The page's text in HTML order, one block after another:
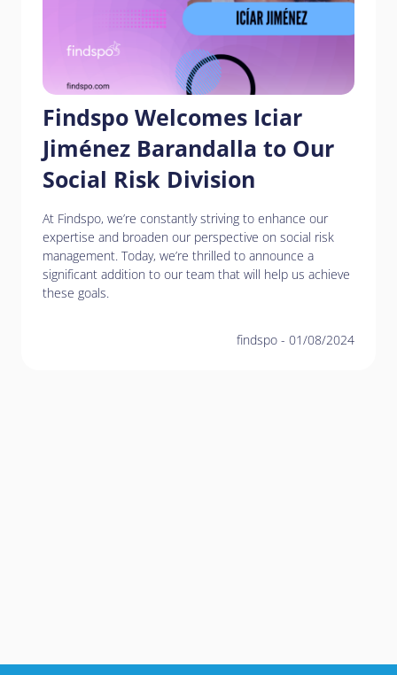
Findspo Welcomes Iciar
Jiménez Barandalla to Our
Social Risk Division
At Findspo, we’re constantly striving to enhance our
expertise and broaden our perspective on social risk
management. Today, we’re thrilled to announce a
significant addition to our team that will help us achieve
these goals.
findspo - 01/08/2024